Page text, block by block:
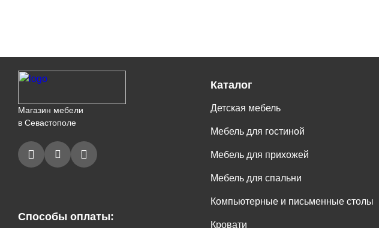
Магазин мебели
в Севастополе
Способы оплаты:
Каталог
Детская мебель
Мебель для гостиной
Мебель для прихожей
Мебель для спальни
Компьютерные и письменные столы
Кровати